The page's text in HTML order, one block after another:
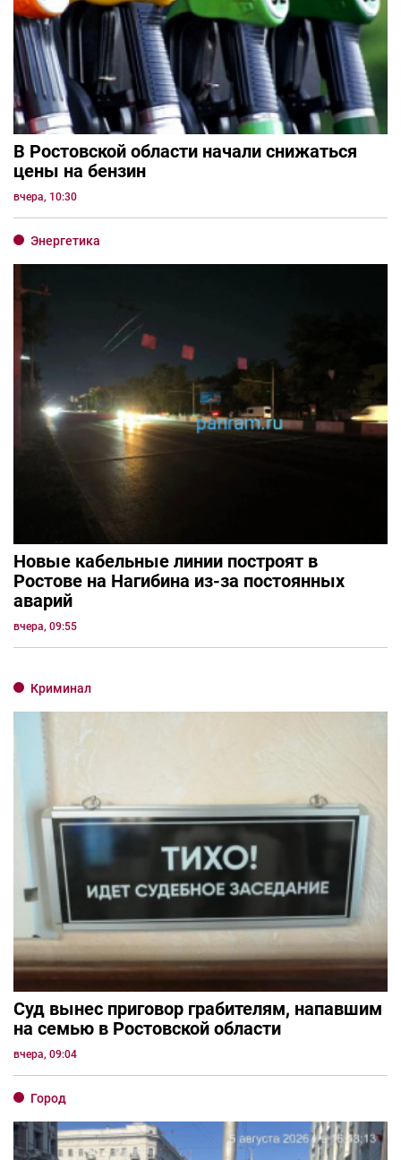
В Ростовской области начали снижаться
цены на бензин
вчера, 10:30
Энергетика
Новые кабельные линии построят в
Ростове на Нагибина из-за постоянных
аварий
вчера, 09:55
Криминал
Суд вынес приговор грабителям, напавшим
на семью в Ростовской области
вчера, 09:04
Город